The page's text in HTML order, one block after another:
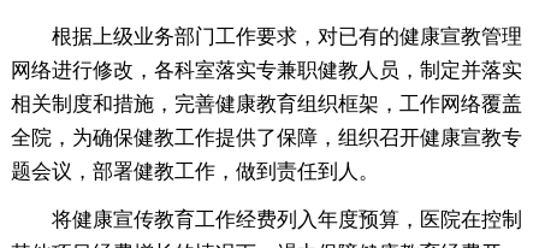
根据上级业务部门工作要求，对已有的健康宣教管理
网络进行修改，各科室落实专兼职健教人员，制定并落实
相关制度和措施，完善健康教育组织框架，工作网络覆盖
全院，为确保健教工作提供了保障，组织召开健康宣教专
题会议，部署健教工作，做到责任到人。
将健康宣传教育工作经费列入年度预算，医院在控制